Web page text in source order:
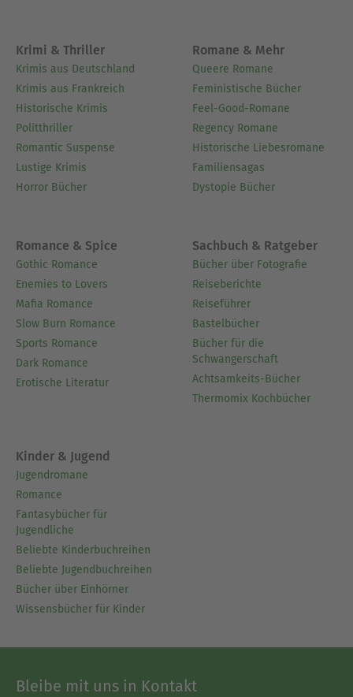
Krimi & Thriller
Krimis aus Deutschland
Krimis aus Frankreich
Historische Krimis
Politthriller
Romantic Suspense
Lustige Krimis
Horror Bücher
Romane & Mehr
Queere Romane
Feministische Bücher
Feel-Good-Romane
Regency Romane
Historische Liebesromane
Familiensagas
Dystopie Bücher
Romance & Spice
Gothic Romance
Enemies to Lovers
Mafia Romance
Slow Burn Romance
Sports Romance
Dark Romance
Erotische Literatur
Sachbuch & Ratgeber
Bücher über Fotografie
Reiseberichte
Reiseführer
Bastelbücher
Bücher für die
Schwangerschaft
Achtsamkeits-Bücher
Thermomix Kochbücher
Kinder & Jugend
Jugendromane
Romance
Fantasybücher für
Jugendliche
Beliebte Kinderbuchreihen
Beliebte Jugendbuchreihen
Bücher über Einhörner
Wissensbücher für Kinder
Bleibe mit uns in Kontakt